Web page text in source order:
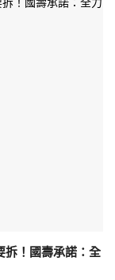
拆！國壽承諾：全